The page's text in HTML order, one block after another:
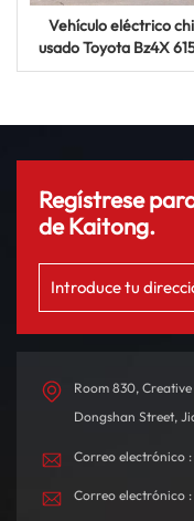
Vehículo eléctrico
usado Toyota Bz4X
Edition, precio de
Regístrese
de Kaitong.
Room 830,
Dongshan Street,
Correo electrónico
Correo electrónico